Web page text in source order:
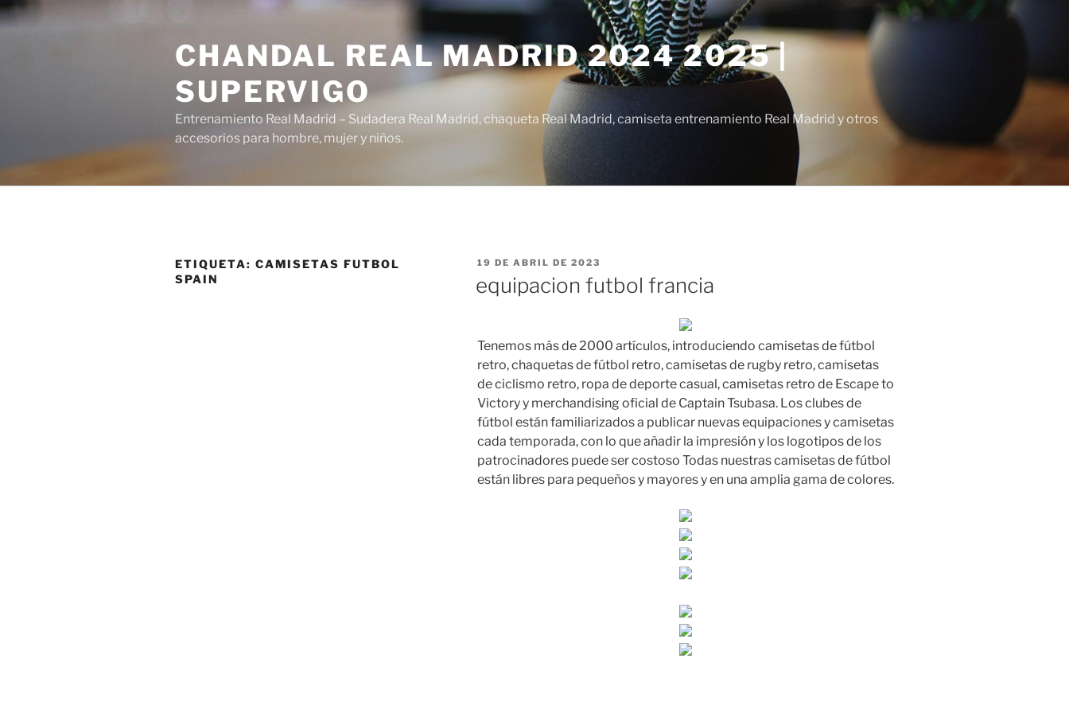
Saltar
al
CHANDAL REAL MADRID 2024 2025 |
SUPERVIGO
Entrenamiento Real Madrid – Sudadera Real Madrid, chaqueta Real Madrid, camiseta entrenamiento Real Madrid y otros
accesorios para hombre, mujer y niños.
ETIQUETA: CAMISETAS FUTBOL
SPAIN
PUBLICADO
19 DE ABRIL DE 2023
equipacion futbol francia
Tenemos más de 2000 artículos, introduciendo camisetas de fútbol
retro, chaquetas de fútbol retro, camisetas de rugby retro, camisetas
de ciclismo retro, ropa de deporte casual, camisetas retro de Escape to
Victory y merchandising oficial de Captain Tsubasa. Los clubes de
fútbol están familiarizados a publicar nuevas equipaciones y camisetas
cada temporada, con lo que añadir la impresión y los logotipos de los
patrocinadores puede ser costoso Todas nuestras camisetas de fútbol
están libres para pequeños y mayores y en una amplia gama de colores.